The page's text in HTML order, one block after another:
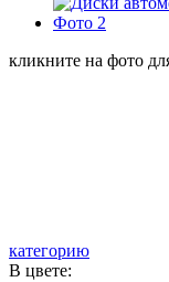
кликните на фото
категорию
В цвете: